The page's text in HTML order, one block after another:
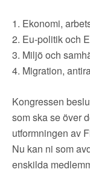
ENAD RÖST
PARTILEDARE
FÖR
NYHETER
1. Ekonomi,
2. Eu-politik och
3. Miljö och
4. Migration,
Kongressen
som ska se över
utformningen av
Nu kan ni som
enskilda